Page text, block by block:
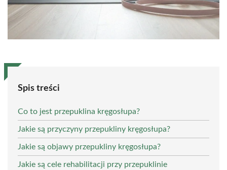
Spis treści
Co to jest przepuklina kręgosłupa?
Jakie są przyczyny przepukliny kręgosłupa?
Jakie są objawy przepukliny kręgosłupa?
Jakie są cele rehabilitacji przy przepuklinie